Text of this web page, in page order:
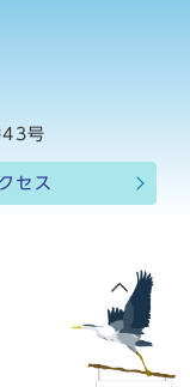
43号
セス